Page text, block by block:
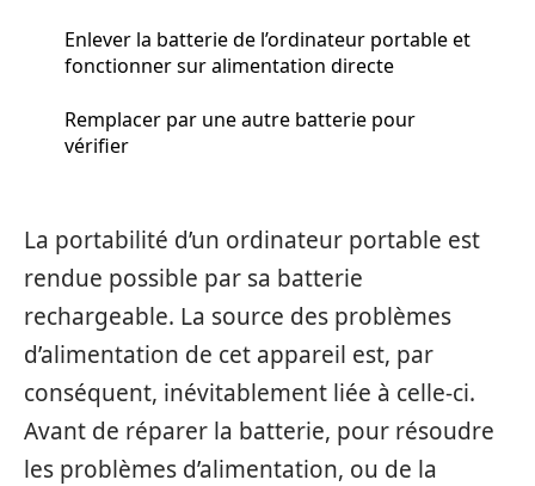
Enlever la batterie de l’ordinateur portable et
fonctionner sur alimentation directe
Remplacer par une autre batterie pour
vérifier
La portabilité d’un ordinateur portable est
rendue possible par sa batterie
rechargeable. La source des problèmes
d’alimentation de cet appareil est, par
conséquent, inévitablement liée à celle-ci.
Avant de réparer la batterie, pour résoudre
les problèmes d’alimentation, ou de la